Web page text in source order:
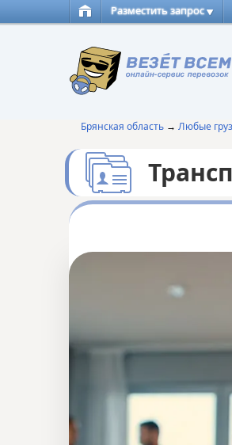
Разместить запрос
Брянская область → Любые